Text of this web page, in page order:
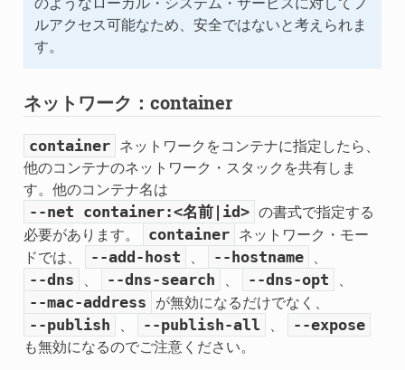
のようなローカル・システム・サービスに対してフ
ルアクセス可能なため、安全ではないと考えられま
す。
ネットワーク：container
container
ネットワークをコンテナに指定したら、
他のコンテナのネットワーク・スタックを共有しま
す。他のコンテナ名は
--net container:<名前|id>
の書式で指定する
必要があります。
container
ネットワーク・モー
ドでは、
--add-host 、 --hostname 、
--dns 、 --dns-search 、 --dns-opt 、
--mac-address が無効になるだけでなく、
--publish 、 --publish-all 、 --expose
も無効になるのでご注意ください。